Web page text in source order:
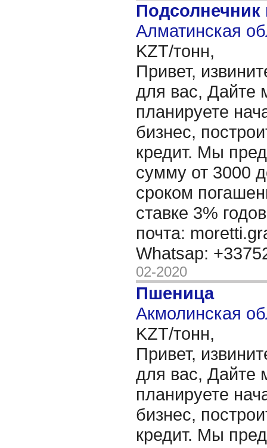
Подсолнечник
Алматинская
KZT/тонн,
Привет,
для вас, Дайте
планируете
бизнес,
кредит. Мы
сумму от 3000
сроком
ставке 3%
почта:
Whatsap:
02-2020
Пшеница
Акмолинская
KZT/тонн,
Привет,
для вас, Дайте
планируете
бизнес,
кредит. Мы